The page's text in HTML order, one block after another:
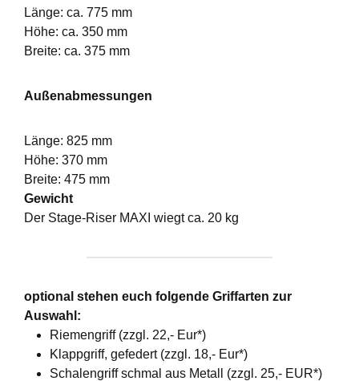
Länge: ca. 775 mm
Höhe: ca. 350 mm
Breite: ca. 375 mm
Außenabmessungen
Länge: 825 mm
Höhe: 370 mm
Breite: 475 mm
Gewicht
Der Stage-Riser MAXI wiegt ca. 20 kg
optional stehen euch folgende Griffarten zur
Auswahl:
Riemengriff (zzgl. 22,- Eur*)
Klappgriff, gefedert (zzgl. 18,- Eur*)
Schalengriff schmal aus Metall (zzgl. 25,- EUR*)